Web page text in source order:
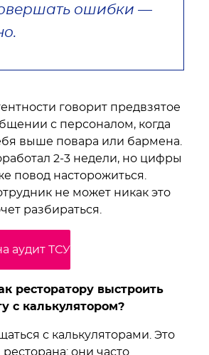
ошибки —
говорит предвзятое
с персоналом, когда
выше повара или бармена.
2-3 недели, но цифры
повод насторожиться.
не может никак это
разбираться.
аудит ТСУ
ресторатору выстроить
с калькулятором?
с калькуляторами. Это
они часто